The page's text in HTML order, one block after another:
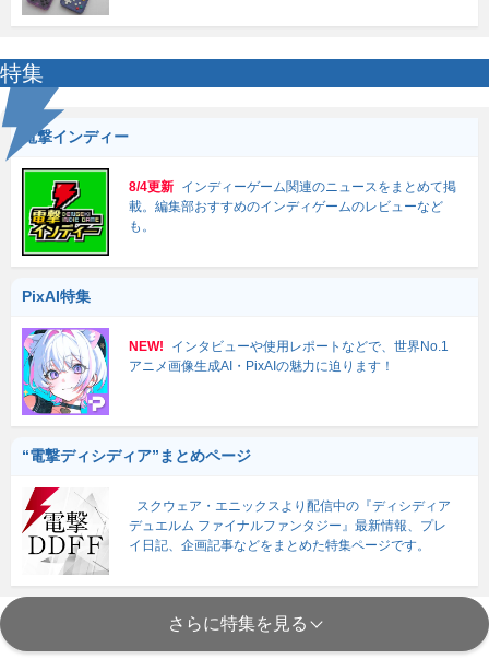
特集
電撃インディー
8/4更新 インディーゲーム関連のニュースをまとめて掲
載。編集部おすすめのインディゲームのレビューなど
も。
PixAI特集
NEW!
インタビューや使用レポートなどで、世界No.1
アニメ画像生成AI・PixAIの魅力に迫ります！
“電撃ディシディア”まとめページ
スクウェア・エニックスより配信中の『ディシディア
デュエルム ファイナルファンタジー』最新情報、プレ
イ日記、企画記事などをまとめた特集ページです。
さらに特集を見る